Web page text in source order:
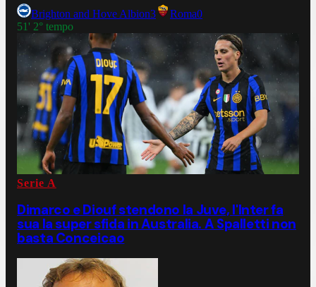
Brighton and Hove Albion3 Roma0
51' 2° tempo
Serie A
Dimarco e Diouf stendono la Juve, l'Inter fa
sua la super sfida in Australia. A Spalletti non
basta Conceicao